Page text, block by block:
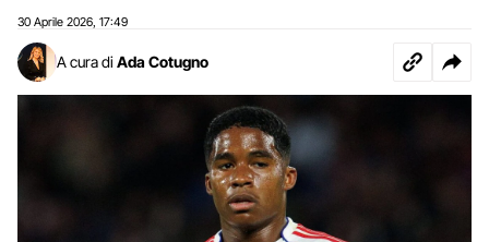
30 Aprile 2026 17:49
A cura di Ada Cotugno